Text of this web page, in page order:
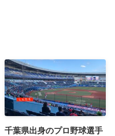
千葉県出身のプロ野球選手